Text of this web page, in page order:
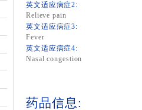
英文适应病症2:
Relieve pain
英文适应病症3:
Fever
英文适应病症4:
Nasal congestion
药品信息: